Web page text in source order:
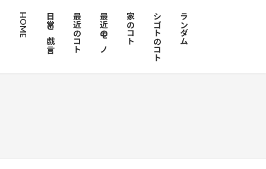
HOME 日常と戯言 最近のコト 最近のモノ 家のコト シゴトのコト ランダム